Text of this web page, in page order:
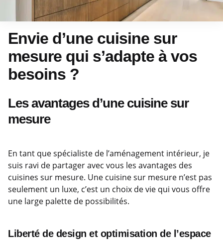
Envie d’une cuisine sur
mesure qui s’adapte à vos
besoins ?
Les avantages d’une cuisine sur
mesure
En tant que spécialiste de l’aménagement intérieur, je
suis ravi de partager avec vous les avantages des
cuisines sur mesure. Une cuisine sur mesure n’est pas
seulement un luxe, c’est un choix de vie qui vous offre
une large palette de possibilités.
Liberté de design et optimisation de l’espace